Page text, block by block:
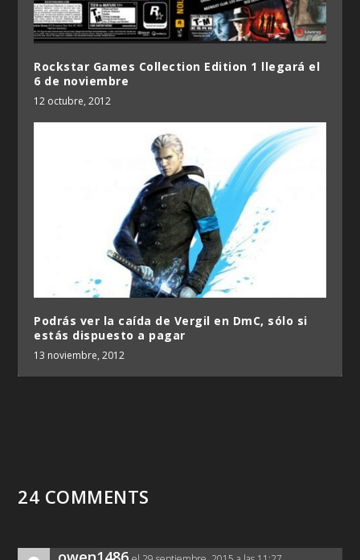
Rockstar Games Collection Edition 1 llegará el
6 de noviembre
12 octubre, 2012
Podrás ver la caída de Vergil en DmC, sólo si
estás dispuesto a pagar
13 noviembre, 2012
24 COMMENTS